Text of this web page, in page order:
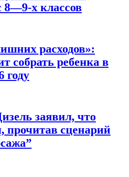
8—9-х классов
расходов»:
собрать ребенка в
году
заявил, что
прочитав сценарий